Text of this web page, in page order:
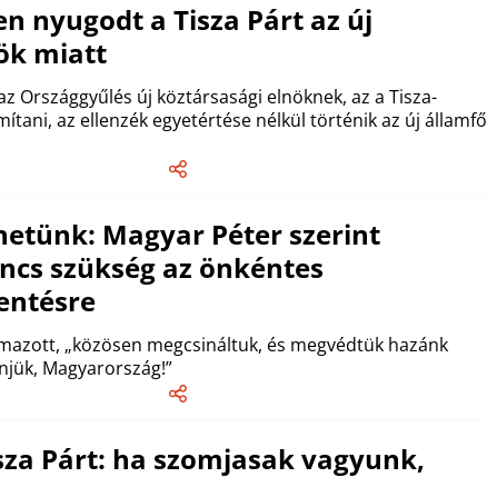
nyugodt a Tisza Párt az új
miatt
Országgyűlés új köztársasági elnöknek, az a Tisza-
az ellenzék egyetértése nélkül történik az új államfő
Magyar Péter szerint
szükség az önkéntes
„közösen megcsináltuk, és megvédtük hazánk
Magyarország!”
Párt: ha szomjasak vagyunk,